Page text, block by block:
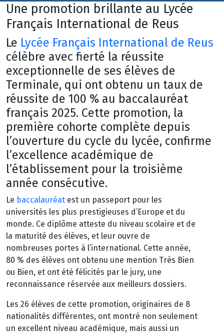
Une promotion brillante au Lycée
Français International de Reus
Le Lycée Français International de Reus
célèbre avec fierté la réussite
exceptionnelle de ses élèves de
Terminale, qui ont obtenu un taux de
réussite de 100 % au baccalauréat
français 2025. Cette promotion, la
première cohorte complète depuis
l’ouverture du cycle du lycée, confirme
l’excellence académique de
l’établissement pour la troisième
année consécutive.
Le baccalauréat est un passeport pour les
universités les plus prestigieuses d’Europe et du
monde. Ce diplôme atteste du niveau scolaire et de
la maturité des élèves, et leur ouvre de
nombreuses portes à l’international. Cette année,
80 % des élèves ont obtenu une mention Très Bien
ou Bien, et ont été félicités par le jury, une
reconnaissance réservée aux meilleurs dossiers.
Les 26 élèves de cette promotion, originaires de 8
nationalités différentes, ont montré non seulement
un excellent niveau académique, mais aussi un